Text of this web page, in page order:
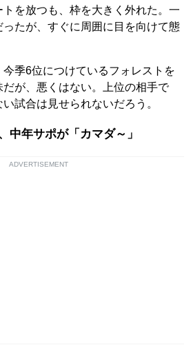
を放つも、枠を大きく外れた。一
たが、すぐに周囲に目を向けて態
季6位につけているフォレストを
が、悪くはない。上位の相手で
試合は見せられないだろう。
中年サポが「カマダ～」
ADVERTISEMENT